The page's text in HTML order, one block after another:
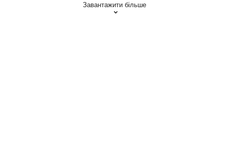
Завантажити більше